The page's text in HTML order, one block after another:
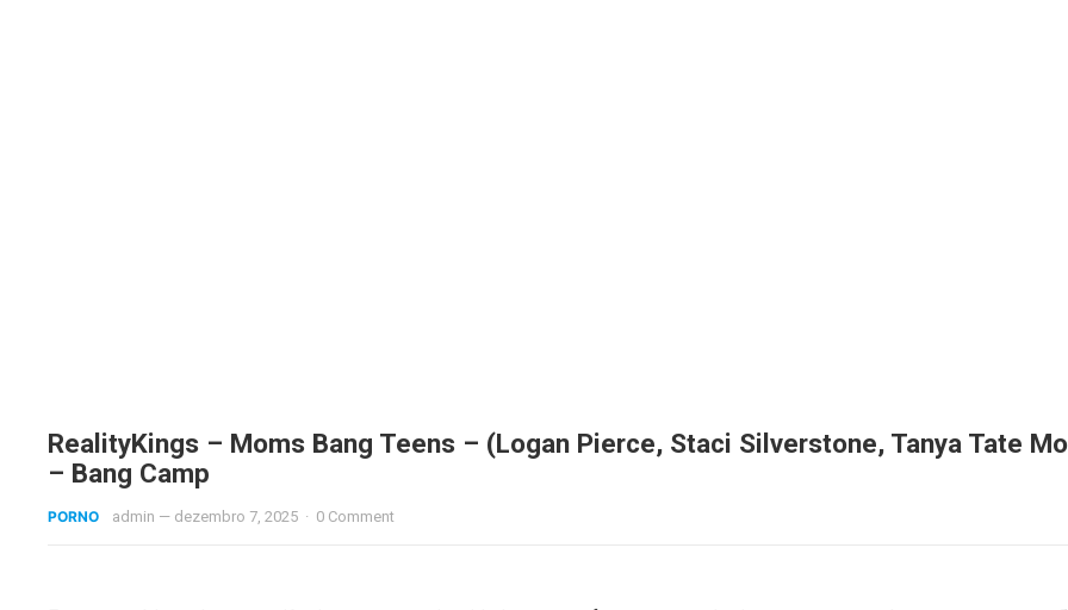
RealityKings – Moms Bang Teens – (Logan Pierce, Staci Silverstone, Tanya Tate
– Bang Camp
PORNO admin — dezembro 7, 2025 · 0 Comment